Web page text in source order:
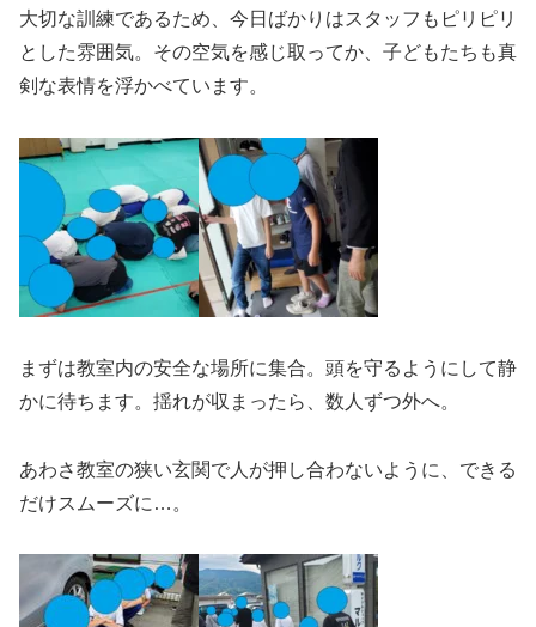
大切な訓練であるため、今日ばかりはスタッフもピリピリ
とした雰囲気。その空気を感じ取ってか、子どもたちも真
剣な表情を浮かべています。
まずは教室内の安全な場所に集合。頭を守るようにして静
かに待ちます。揺れが収まったら、数人ずつ外へ。
あわさ教室の狭い玄関で人が押し合わないように、できる
だけスムーズに…。